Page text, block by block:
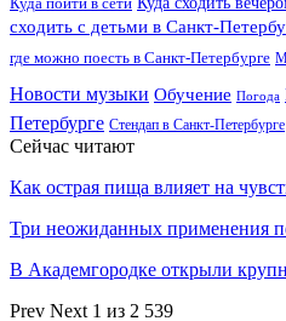
Куда пойти в сети
сходить с детьми в Санкт-
где можно поесть в Санкт-Петербурге
Новости музыки Обучение Погода
Петербурге Стендап в Санкт-Петербурге
Сейчас читают
Как острая пища влияет на
Три неожиданных применения
В Академгородке открыли
Prev Next 1 из 2 539